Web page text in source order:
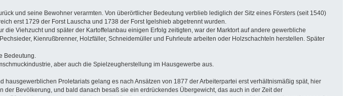
und seine Bewohner verarmten. Von überörtlicher Bedeutung verblieb lediglich der Sitz eines Försters (seit 1540)
erst 1729 der Forst Lauscha und 1738 der Forst Igelshieb abgetrennt wurden.
Viehzucht und später der Kartoffelanbau einigen Erfolg zeitigten, war der Marktort auf andere gewerbliche
Kienrußbrenner, Holzfäller, Schneidemüller und Fuhrleute arbeiten oder Holzschachteln herstellen. Später
Bedeutung.
aber auch die Spielzeugherstellung im Hausgewerbe aus.
Proletariats gelang es nach Ansätzen von 1877 der Arbeiterpartei erst verhältnismäßig spät, hier
Bevölkerung, und bald danach besaß sie ein erdrückendes Übergewicht, das auch in der Zeit der